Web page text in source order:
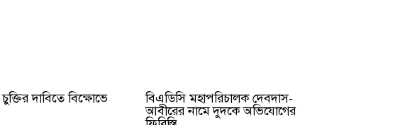
দাবিতে বিক্ষোভে
বিএডিসি মহাপরিচালক দেবদাস-
আবীরের নামে দুদকে অভিযোগের